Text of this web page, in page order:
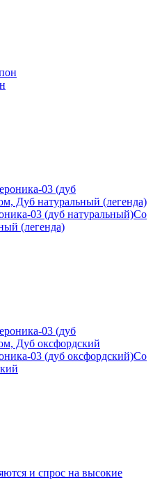
03 (дуб натуральный)Со
(легенда)
03 (дуб оксфордский)Со